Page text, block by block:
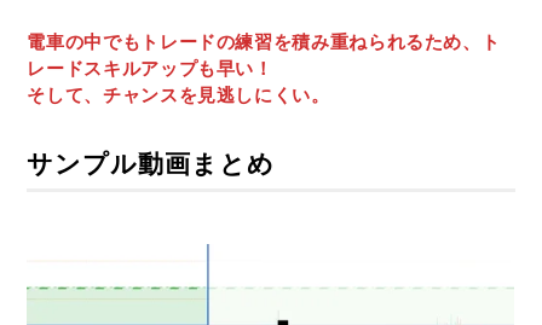
電車の中でもトレードの練習を積み重ねられるため、ト
レードスキルアップも早い！
そして、チャンスを見逃しにくい。
サンプル動画まとめ